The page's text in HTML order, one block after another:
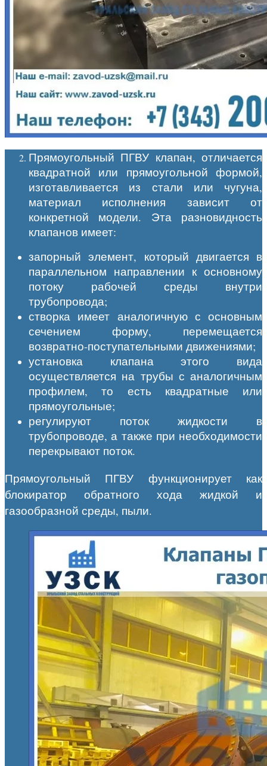
Прямоугольный ПГВУ клапан, отличается
квадратной или прямоугольной формой,
изготавливается из стали или чугуна,
материал исполнения зависит от
конкретной модели. Эта разновидность
клапанов имеет:
запорный элемент, который двигается в
параллельном направлении к основному
потоку рабочей среды внутри
трубопровода;
створка имеет аналогичную с основным
сечением форму, перемещается
возвратно-поступательными движениями;
установка клапана этого вида
осуществляется на трубы с аналогичным
профилем, то есть квадратные или
прямоугольные;
регулируют поток жидкости в
трубопроводе, а также при необходимости
перекрывают поток.
Прямоугольный ПГВУ функционирует как
блокиратор обратного хода жидкой и
газообразной среды, пыли.